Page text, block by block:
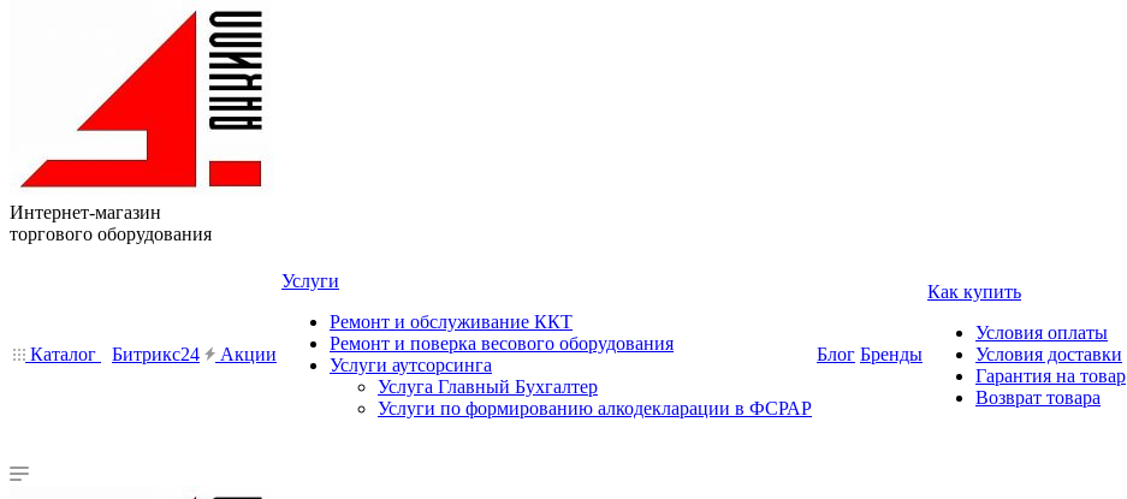
Интернет-магазин
торгового оборудования
Каталог Битрикс24 Акции
Услуги
Ремонт и обслуживание ККТ
Ремонт и поверка весового оборудования
Услуги аутсорсинга
Услуга Главный Бухгалтер
Услуги по формированию алкодекларации в ФСРАР
Блог Бренды
Как купить
Условия оплаты
Условия доставки
Гарантия на товар
Возврат товара